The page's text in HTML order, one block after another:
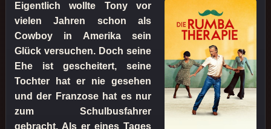
Eigentlich wollte Tony vor
vielen Jahren schon als
Cowboy in Amerika sein
Glück versuchen. Doch seine
Ehe ist gescheitert, seine
Tochter hat er nie gesehen
und der Franzose hat es nur
zum Schulbusfahrer
gebracht. Als er eines Tages